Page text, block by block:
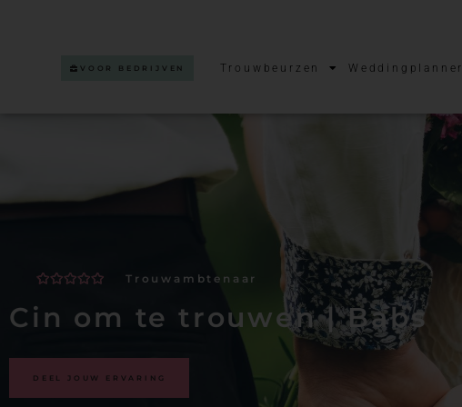
VOOR BEDRIJVEN Trouwbeurzen Weddingplanner
5
gebaseerd
op
Trouwambtenaar
Cin om te trouwen | Babs
DEEL JOUW ERVARING